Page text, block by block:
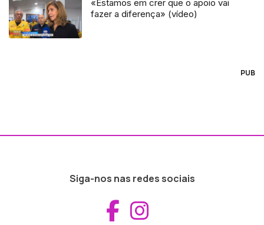
«Estamos em crer que o apoio vai
fazer a diferença» (vídeo)
PUB
Siga-nos nas redes sociais
Aceder ao